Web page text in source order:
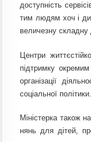
доступність
тим людям хоч і
величезну
Центри
підтримку
організації
соціaльної
Міністерка також
нянь для дітей,